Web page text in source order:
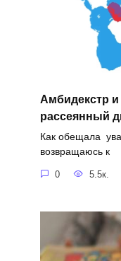
Амбидекстр и
рассеянный
Как обещала
возвращаюсь к
0 5.5к.